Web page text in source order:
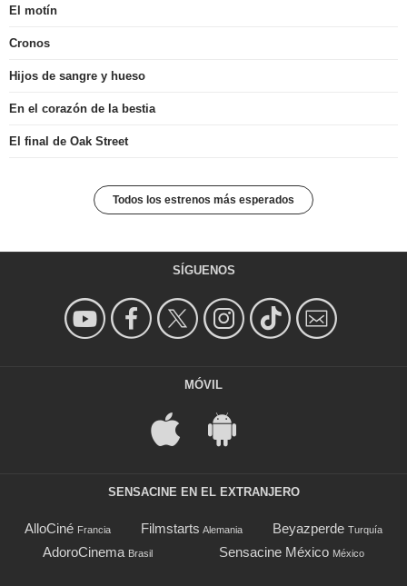
El motín
Cronos
Hijos de sangre y hueso
En el corazón de la bestia
El final de Oak Street
Todos los estrenos más esperados
SÍGUENOS
MÓVIL
SENSACINE EN EL EXTRANJERO
AlloCiné Francia Filmstarts Alemania Beyazperde Turquía
AdoroCinema Brasil Sensacine México México